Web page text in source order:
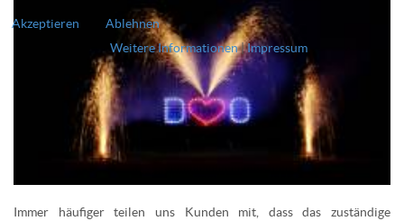
Immer häufiger teilen uns Kunden mit, dass das zuständige
Akzeptieren
Ablehnen
Weitere Informationen|Impressum